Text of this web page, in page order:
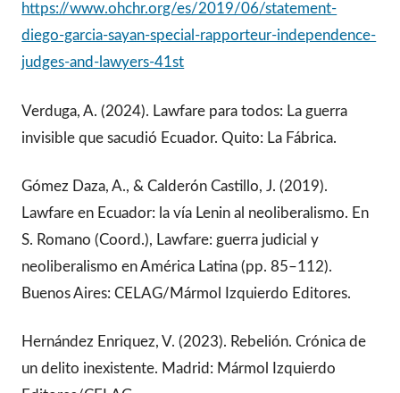
https://www.ohchr.org/es/2019/06/statement-
diego-garcia-sayan-special-rapporteur-independence-
judges-and-lawyers-41st
Verduga, A. (2024). Lawfare para todos: La guerra
invisible que sacudió Ecuador. Quito: La Fábrica.
Gómez Daza, A., & Calderón Castillo, J. (2019).
Lawfare en Ecuador: la vía Lenin al neoliberalismo. En
S. Romano (Coord.), Lawfare: guerra judicial y
neoliberalismo en América Latina (pp. 85–112).
Buenos Aires: CELAG/Mármol Izquierdo Editores.
Hernández Enriquez, V. (2023). Rebelión. Crónica de
un delito inexistente. Madrid: Mármol Izquierdo